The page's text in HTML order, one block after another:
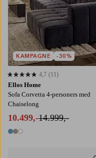
Ellos Home
Sofa Corvetta 4-personers med
Chaiselong
10.499,-14.999,-
3 farver
4,7 baseret på 11 bedømmelser
4,7 (11)
KAMPAGNE -30%